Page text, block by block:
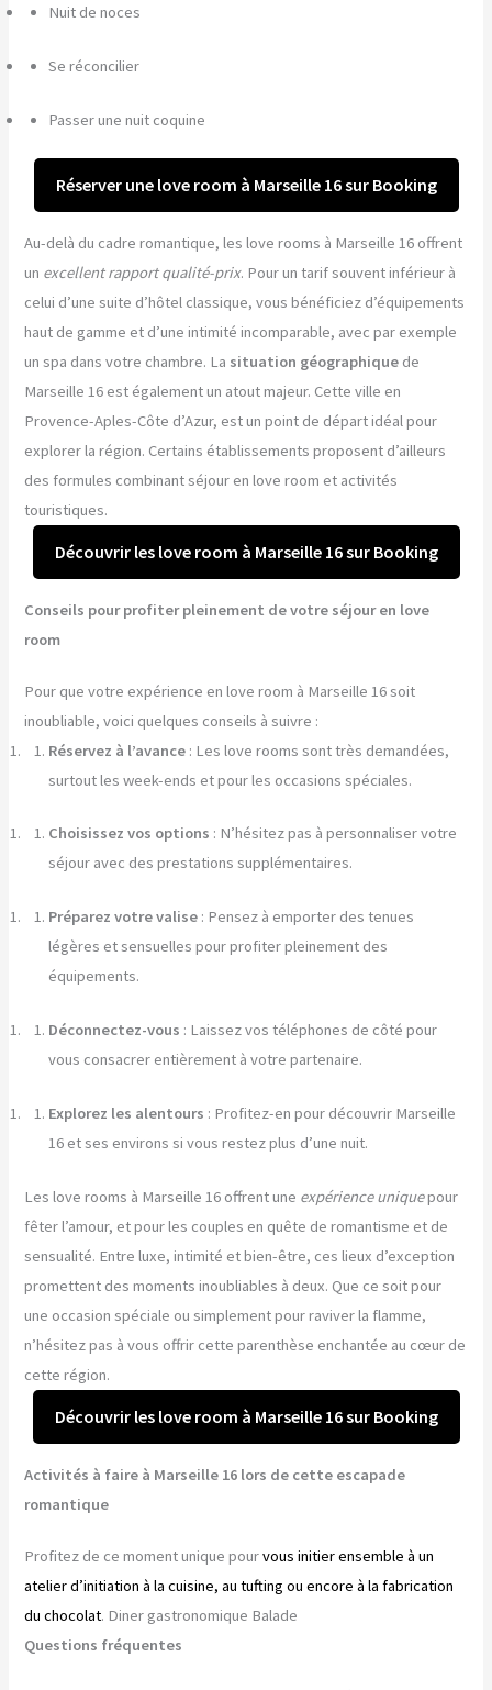
Nuit de noces
Se réconcilier
Passer une nuit coquine
Réserver une love room à Marseille 16 sur Booking
Au-delà du cadre romantique, les love rooms à Marseille 16 offrent
un excellent rapport qualité-prix. Pour un tarif souvent inférieur à
celui d’une suite d’hôtel classique, vous bénéficiez d’équipements
haut de gamme et d’une intimité incomparable, avec par exemple
un spa dans votre chambre. La situation géographique de
Marseille 16 est également un atout majeur. Cette ville en
Provence-Aples-Côte d’Azur, est un point de départ idéal pour
explorer la région. Certains établissements proposent d’ailleurs
des formules combinant séjour en love room et activités
touristiques.
Découvrir les love room à Marseille 16 sur Booking
Conseils pour profiter pleinement de votre séjour en love
room
Pour que votre expérience en love room à Marseille 16 soit
inoubliable, voici quelques conseils à suivre :
Réservez à l’avance : Les love rooms sont très demandées,
surtout les week-ends et pour les occasions spéciales.
Choisissez vos options : N’hésitez pas à personnaliser votre
séjour avec des prestations supplémentaires.
Préparez votre valise : Pensez à emporter des tenues
légères et sensuelles pour profiter pleinement des
équipements.
Déconnectez-vous : Laissez vos téléphones de côté pour
vous consacrer entièrement à votre partenaire.
Explorez les alentours : Profitez-en pour découvrir Marseille
16 et ses environs si vous restez plus d’une nuit.
Les love rooms à Marseille 16 offrent une expérience uniquepour
fêter l’amour, et pour les couples en quête de romantisme et de
sensualité. Entre luxe, intimité et bien-être, ces lieux d’exception
promettent des moments inoubliables à deux. Que ce soit pour
une occasion spéciale ou simplement pour raviver la flamme,
n’hésitez pas à vous offrir cette parenthèse enchantée au cœur de
cette région.
Découvrir les love room à Marseille 16 sur Booking
Activités à faire à Marseille 16 lors de cette escapade
romantique
Profitez de ce moment unique pourvous initier ensemble à un
atelier d’initiation à la cuisine, au tufting ou encore à la fabrication
du chocolat. Diner gastronomique Balade
Questions fréquentes